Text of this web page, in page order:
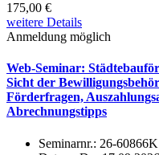
175,00 €
weitere Details
Anmeldung möglich
Web-Seminar:
Sicht der
Förderfragen,
Abrechnungstipps
Seminarnr.: 26-60866K